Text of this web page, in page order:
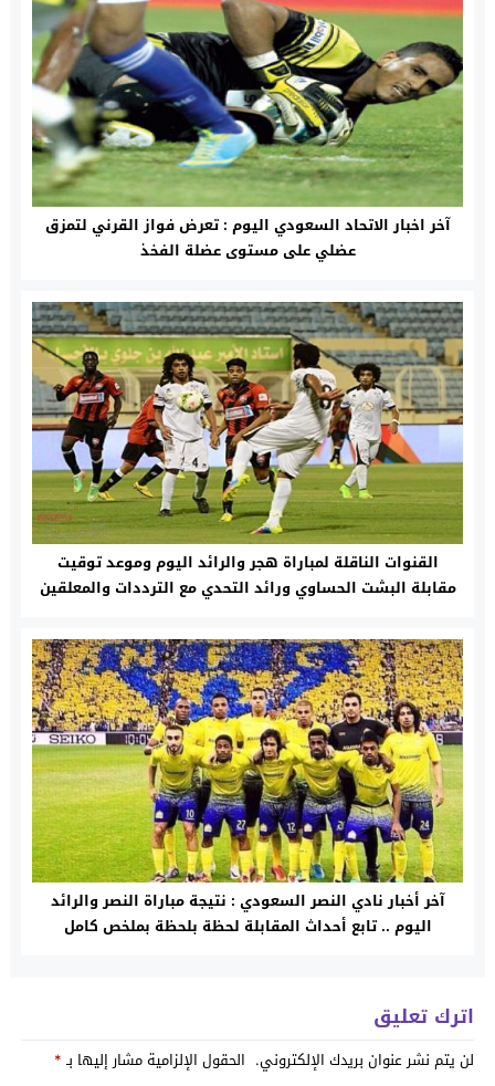
آخر اخبار الاتحاد السعودي اليوم : تعرض فواز القرني لتمزق
عضلي على مستوى عضلة الفخذ
القنوات الناقلة لمباراة هجر والرائد اليوم وموعد توقيت
مقابلة البشت الحساوي ورائد التحدي مع الترددات والمعلقين
آخر أخبار نادي النصر السعودي : نتيجة مباراة النصر والرائد
اليوم .. تابع أحداث المقابلة لحظة بلحظة بملخص كامل
اترك تعليق
لن يتم نشر عنوان بريدك الإلكتروني. الحقول الإلزامية مشار إليها بـ*